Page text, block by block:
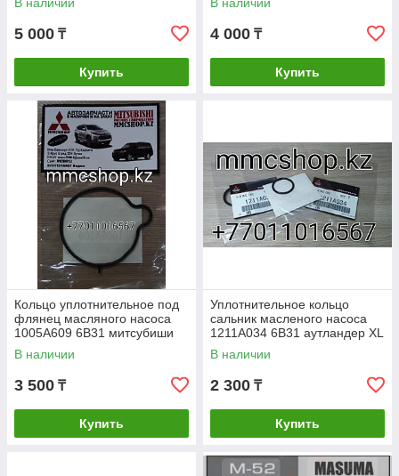
5 000 ₸
Купить
аутландер outlander
4 000 ₸
Купить
Кольцо уплотнительное под
флянец масляного насоса
1005A609 6B31 митсубиши
mitsubishi аутландер
outlander xl
В наличии
3 500 ₸
Купить
Уплотнительное кольцо
сальник масленого насоса
1211A034 6B31 аутландер XL
3.0 паджеро спорт
митсубиши запчасти
В наличии
2 300 ₸
Купить